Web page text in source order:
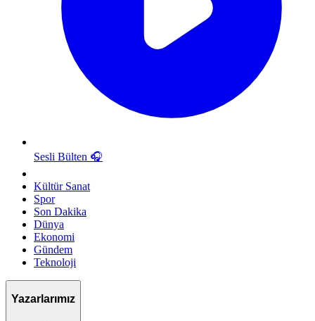
Sesli Bülten 🎧
Kültür Sanat
Spor
Son Dakika
Dünya
Ekonomi
Gündem
Teknoloji
Yazarlarımız